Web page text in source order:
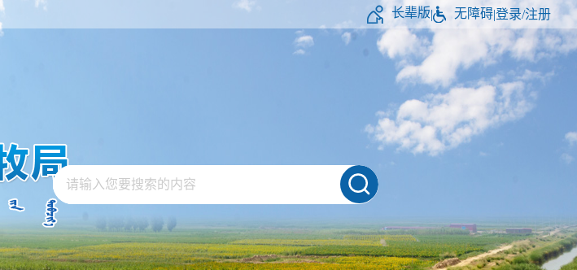
长辈版| 无障碍|登录/注册